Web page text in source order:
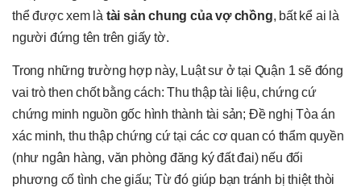
thể được xem là tài sản chung của vợ chồng, bất kể ai là
người đứng tên trên giấy tờ.
Trong những trường hợp này, Luật sư ở tại Quận 1 sẽ đóng
vai trò then chốt bằng cách: Thu thập tài liệu, chứng cứ
chứng minh nguồn gốc hình thành tài sản; Đề nghị Tòa án
xác minh, thu thập chứng cứ tại các cơ quan có thẩm quyền
(như ngân hàng, văn phòng đăng ký đất đai) nếu đối
phương cố tình che giấu; Từ đó giúp bạn tránh bị thiệt thòi